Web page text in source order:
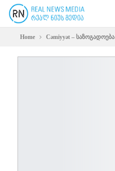
Home Cəmiyyət – საზოგადოება